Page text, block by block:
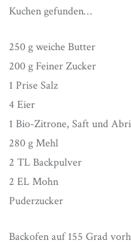
Kuchen gefunden…
250 g weiche Butter
200 g Feiner Zucker
1 Prise Salz
4 Eier
1 Bio-Zitrone, Saft und
280 g Mehl
2 TL Backpulver
2 EL Mohn
Puderzucker
Backofen auf 155 Grad